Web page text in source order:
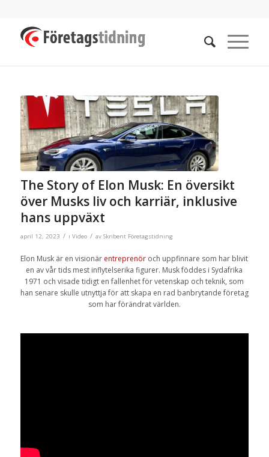
The Story of Elon Musk: En översikt
över Musks liv och karriär, inklusive
hans uppväxt
april 12, 2023 / i Video / av Skribent Företagstidning
Elon Musk är en visionär entreprenör och uppfinnare som har blivit
en av vår tids mest inflytelserika figurer. Musk föddes i Sydafrika
1971 och visade tidigt en fallenhet för vetenskap och teknik, som
han senare skulle utnyttja för att skapa en rad banbrytande företag
som har förändrat världen.